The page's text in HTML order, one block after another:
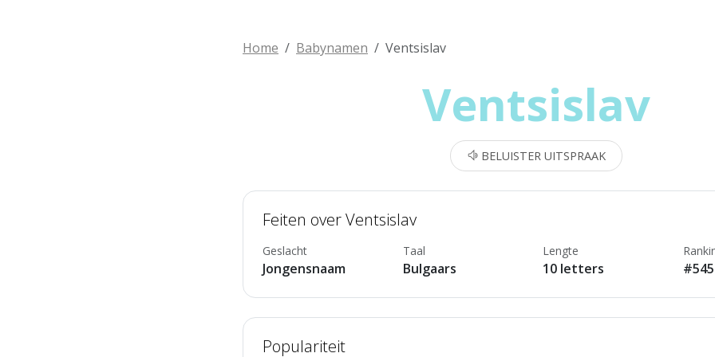
Home Babynamen Ventsislav
Ventsislav
BELUISTER UITSPRAAK
Feiten over Ventsislav
Geslacht
Jongensnaam
Taal
Bulgaars
Lengte
10 letters
Populariteit